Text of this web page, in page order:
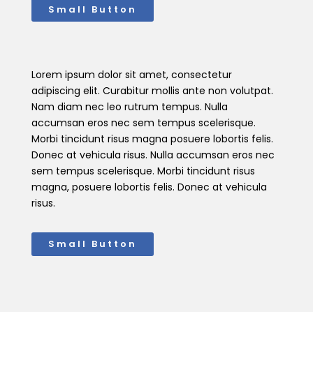
Small Button
Lorem ipsum dolor sit amet, consectetur
adipiscing elit. Curabitur mollis ante non volutpat.
Nam diam nec leo rutrum tempus. Nulla
accumsan eros nec sem tempus scelerisque.
Morbi tincidunt risus magna posuere lobortis felis.
Donec at vehicula risus. Nulla accumsan eros nec
sem tempus scelerisque. Morbi tincidunt risus
magna, posuere lobortis felis. Donec at vehicula
risus.
Small Button